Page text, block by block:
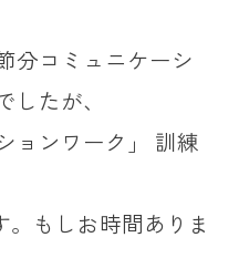
分コミュニケーシ
たが、
ョンワーク」 訓練
もしお時間ありま